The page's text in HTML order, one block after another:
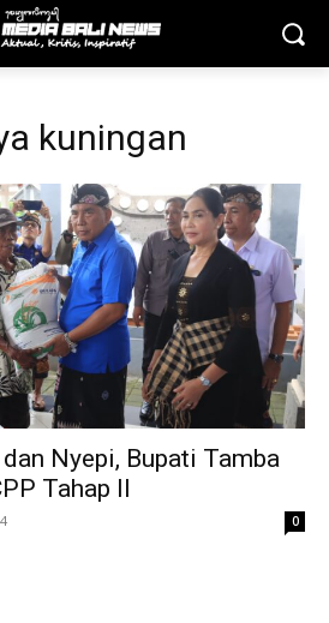
kuningan
Nyepi, Bupati Tamba
Tahap II
0